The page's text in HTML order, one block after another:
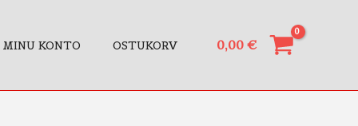
MINU KONTO OSTUKORV 0,00 €